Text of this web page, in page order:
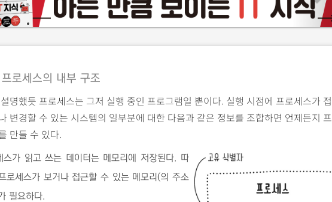
t
로세스의 내부 구조
명했듯 프로세스는 그저 실행 중인 프로그램일 뿐이다. 실행 시점에 프로세스가 접
변경할 수 있는 시스템의 일부분에 대한 다음과 같은 정보를 조합하면 언제든지 프
만들 수 있다.
스가 읽고 쓰는 데이터는 메모리에 저장된다. 따
로세스가 보거나 접근할 수 있는 메모리(의 주소
필요하다.